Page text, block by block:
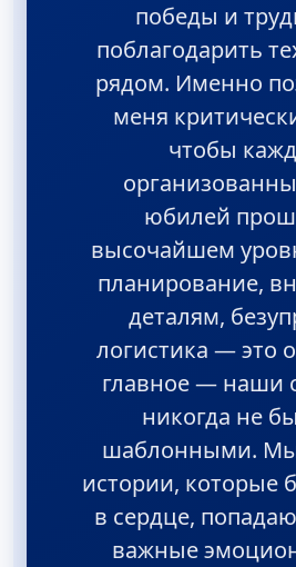
победы и
поблагодарить
рядом. Именно
меня
чтобы
юбилей
высочайшем
планирование,
деталям,
логистика — это
главное — наши
никогда не
шаблонными. Мы
истории, которые
в сердце,
важные